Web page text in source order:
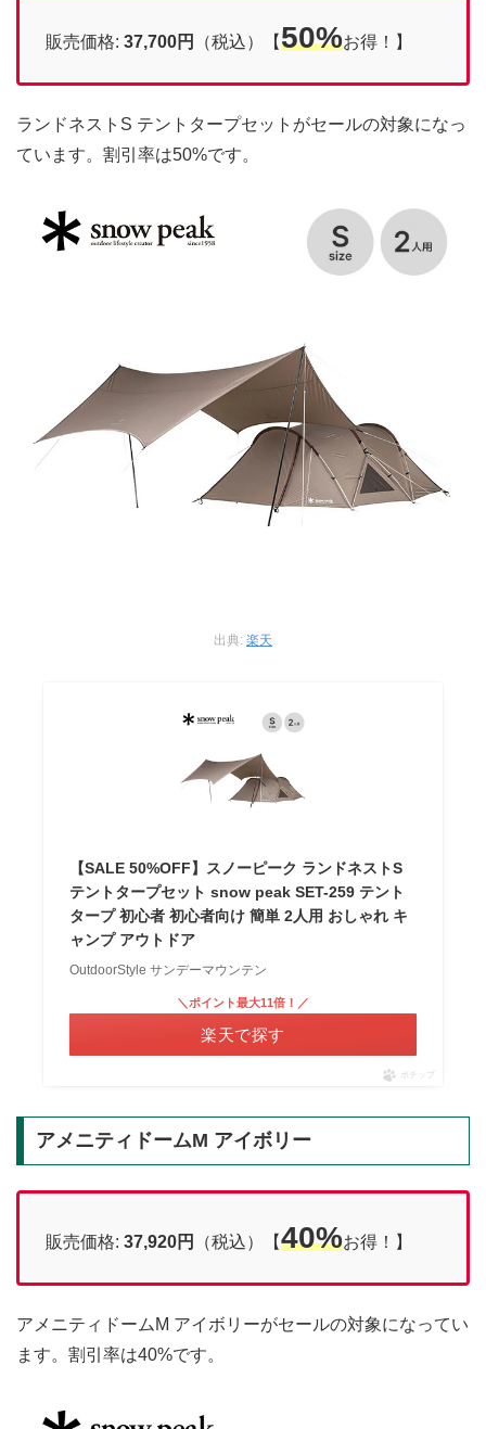
販売価格: 37,700円 （税込）【50%お得！】
ランドネストS テントタープセットがセールの対象になっ
ています。割引率は50%です。
出典: 楽天
【SALE 50%OFF】スノーピーク ランドネストS
テントタープセット snow peak SET-259 テント
タープ 初心者 初心者向け 簡単 2人用 おしゃれ キ
ャンプ アウトドア
OutdoorStyle サンデーマウンテン
＼ポイント最大11倍！／
楽天で探す
ポチップ
アメニティドームM アイボリー
販売価格: 37,920円 （税込）【40%お得！】
アメニティドームM アイボリーがセールの対象になってい
ます。割引率は40%です。